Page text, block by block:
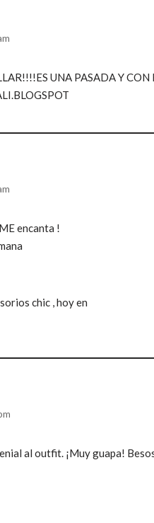
UNA PASADA Y
encanta !
chic , hoy en
al outfit. ¡Muy guapa!